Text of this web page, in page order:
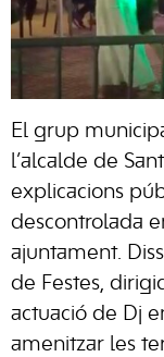
El grup
l’alcalde de
explicacions
descontrolada
ajuntament.
de Festes,
actuació de Dj
amenitzar les